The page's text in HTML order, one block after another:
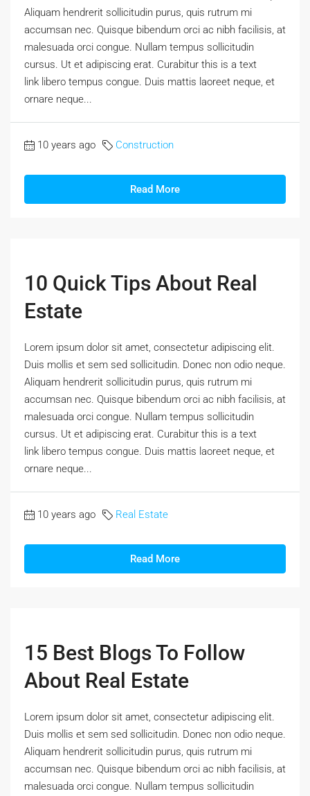
Aliquam hendrerit sollicitudin purus, quis rutrum mi
accumsan nec. Quisque bibendum orci ac nibh facilisis, at
malesuada orci congue. Nullam tempus sollicitudin
cursus. Ut et adipiscing erat. Curabitur this is a text
link libero tempus congue. Duis mattis laoreet neque, et
ornare neque...
10 years ago Construction
Read More
10 Quick Tips About Real
Estate
Lorem ipsum dolor sit amet, consectetur adipiscing elit.
Duis mollis et sem sed sollicitudin. Donec non odio neque.
Aliquam hendrerit sollicitudin purus, quis rutrum mi
accumsan nec. Quisque bibendum orci ac nibh facilisis, at
malesuada orci congue. Nullam tempus sollicitudin
cursus. Ut et adipiscing erat. Curabitur this is a text
link libero tempus congue. Duis mattis laoreet neque, et
ornare neque...
10 years ago Real Estate
Read More
15 Best Blogs To Follow
About Real Estate
Lorem ipsum dolor sit amet, consectetur adipiscing elit.
Duis mollis et sem sed sollicitudin. Donec non odio neque.
Aliquam hendrerit sollicitudin purus, quis rutrum mi
accumsan nec. Quisque bibendum orci ac nibh facilisis, at
malesuada orci congue. Nullam tempus sollicitudin